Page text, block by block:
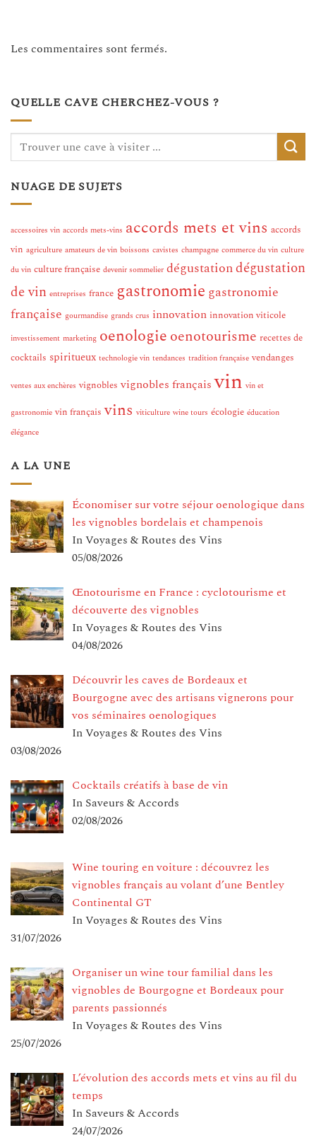
Les commentaires sont fermés.
QUELLE CAVE CHERCHEZ-VOUS ?
NUAGE DE SUJETS
accessoires vin accords mets-vins accords mets et vins accords
vin agriculture amateurs de vin boissons cavistes champagne commerce du vin culture
du vin culture française devenir sommelier dégustationdégustation
de vin entreprises france gastronomie gastronomie
française gourmandise grands crus innovation innovation viticole
investissement marketing oenologie oenotourisme recettes de
cocktails spiritueux technologie vin tendances tradition française vendanges
ventes aux enchères vignobles vignobles français vin vin et
gastronomie vin français vins viticulture wine tours écologie éducation
élégance
A LA UNE
Économiser sur votre séjour oenologique dans
les vignobles bordelais et champenois
In Voyages & Routes des Vins
05/08/2026
Œnotourisme en France : cyclotourisme et
découverte des vignobles
In Voyages & Routes des Vins
04/08/2026
Découvrir les caves de Bordeaux et
Bourgogne avec des artisans vignerons pour
vos séminaires oenologiques
In Voyages & Routes des Vins
03/08/2026
Cocktails créatifs à base de vin
In Saveurs & Accords
02/08/2026
Wine touring en voiture : découvrez les
vignobles français au volant d’une Bentley
Continental GT
In Voyages & Routes des Vins
31/07/2026
Organiser un wine tour familial dans les
vignobles de Bourgogne et Bordeaux pour
parents passionnés
In Voyages & Routes des Vins
25/07/2026
L’évolution des accords mets et vins au fil du
temps
In Saveurs & Accords
24/07/2026